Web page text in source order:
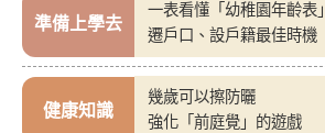
準備上學去
一表看懂「幼稚園年齡表」
遷戶口、設戶籍最佳時機
健康知識
幾歲可以擦防曬
強化「前庭覺」的遊戲